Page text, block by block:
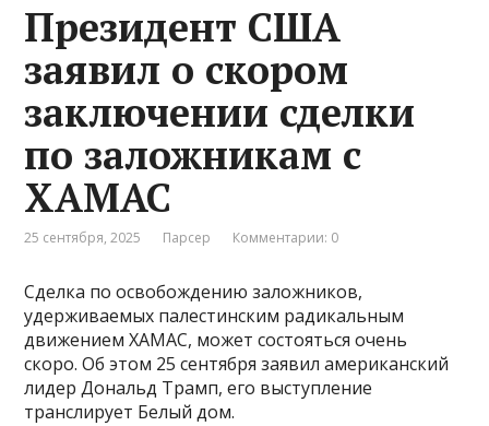
Президент США
заявил о скором
заключении сделки
по заложникам с
ХАМАС
25 сентября, 2025 Парсер Комментарии: 0
Сделка по освобождению заложников,
удерживаемых палестинским радикальным
движением ХАМАС, может состояться очень
скоро. Об этом 25 сентября заявил американский
лидер Дональд Трамп, его выступление
транслирует Белый дом.